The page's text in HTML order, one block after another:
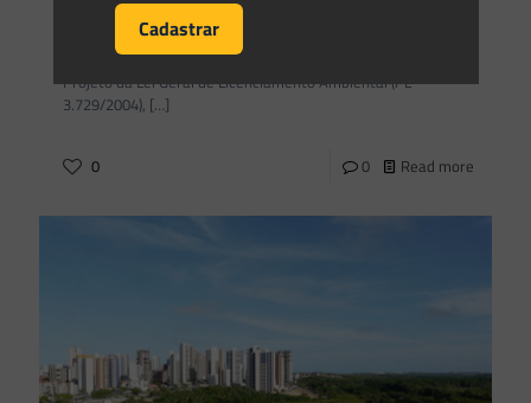
No meio do caloroso embate de artigos e manifestações
ocorridas na semana passada acerca da aprovação do
Projeto da Lei Geral de Licenciamento Ambiental (PL
3.729/2004), […]
0 0 Read more